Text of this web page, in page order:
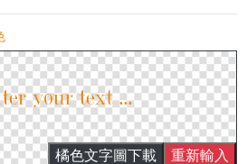
橘色文字圖下載 重新輸入